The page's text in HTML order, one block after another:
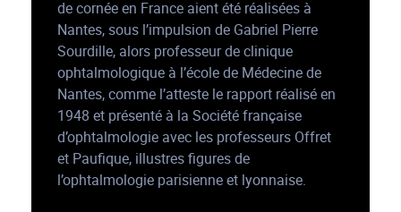
de cornée en France aient été réalisées à
Nantes, sous l’impulsion de Gabriel Pierre
Sourdille, alors professeur de clinique
ophtalmologique à l’école de Médecine de
Nantes, comme l’atteste le rapport réalisé en
1948 et présenté à la Société française
d’ophtalmologie avec les professeurs Offret
et Paufique, illustres figures de
l’ophtalmologie parisienne et lyonnaise.